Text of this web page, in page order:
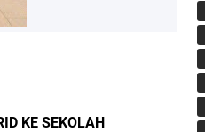
KE SEKOLAH